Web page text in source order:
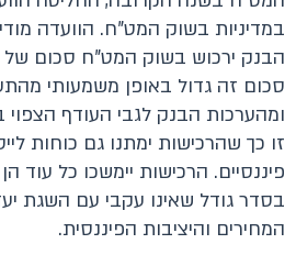
סכום זה גדול באופן משמעותי
ומהערכות הבנק לגבי העודף
זו כך שהרכישות ימתנו גם כוחות
פיננסיים. הרכישות יימשכו כל עוד
בסדר גודל שאינו עקבי עם השגת
המחירים והיציבות הפיננסית.